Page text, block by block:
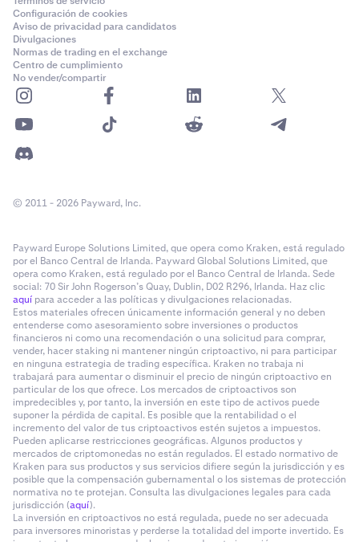
Configuración de cookies
Aviso de privacidad para candidatos
Divulgaciones
Normas de trading en el exchange
Centro de cumplimiento
No vender/compartir
© 2011 - 2026 Payward, Inc.
Payward Europe Solutions Limited, que opera como Kraken, está regulado
por el Banco Central de Irlanda. Payward Global Solutions Limited, que
opera como Kraken, está regulado por el Banco Central de Irlanda. Sede
social: 70 Sir John Rogerson’s Quay, Dublin, D02 R296, Irlanda. Haz clic
aquí para acceder a las políticas y divulgaciones relacionadas.
Estos materiales ofrecen únicamente información general y no deben
entenderse como asesoramiento sobre inversiones o productos
financieros ni como una recomendación o una solicitud para comprar,
vender, hacer staking ni mantener ningún criptoactivo, ni para participar
en ninguna estrategia de trading específica. Kraken no trabaja ni
trabajará para aumentar o disminuir el precio de ningún criptoactivo en
particular de los que ofrece. Los mercados de criptoactivos son
impredecibles y, por tanto, la inversión en este tipo de activos puede
suponer la pérdida de capital. Es posible que la rentabilidad o el
incremento del valor de tus criptoactivos estén sujetos a impuestos.
Pueden aplicarse restricciones geográficas. Algunos productos y
mercados de criptomonedas no están regulados. El estado normativo de
Kraken para sus productos y sus servicios difiere según la jurisdicción y es
posible que la compensación gubernamental o los sistemas de protección
normativa no te protejan. Consulta las divulgaciones legales para cada
jurisdicción (aquí).
La inversión en criptoactivos no está regulada, puede no ser adecuada
para inversores minoristas y perderse la totalidad del importe invertido. Es